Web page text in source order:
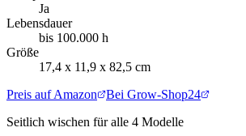
Ja
Lebensdauer
bis 100.000 h
Größe
17,4 x 11,9 x 82,5 cm
Preis auf Amazon
Bei Grow-Shop24
Seitlich wischen für alle 4 Modelle